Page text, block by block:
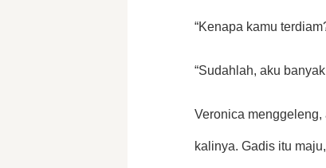
“Kenapa kamu
“Sudahlah, aku
Veronica
kalinya. Gadis itu